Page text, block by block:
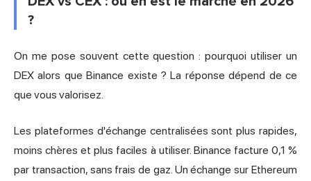
?
On me pose souvent cette question : pourquoi utiliser un
DEX alors que Binance existe ? La réponse dépend de ce
que vous valorisez.
Les plateformes d'échange centralisées sont plus rapides,
moins chères et plus faciles à utiliser. Binance facture 0,1 %
par transaction, sans frais de gaz. Un échange sur Ethereum